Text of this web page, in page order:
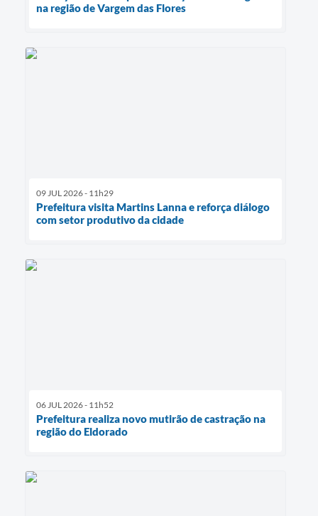
na região de Vargem das Flores
09 JUL 2026 - 11h29
Prefeitura visita Martins Lanna e reforça diálogo
com setor produtivo da cidade
06 JUL 2026 - 11h52
Prefeitura realiza novo mutirão de castração na
região do Eldorado